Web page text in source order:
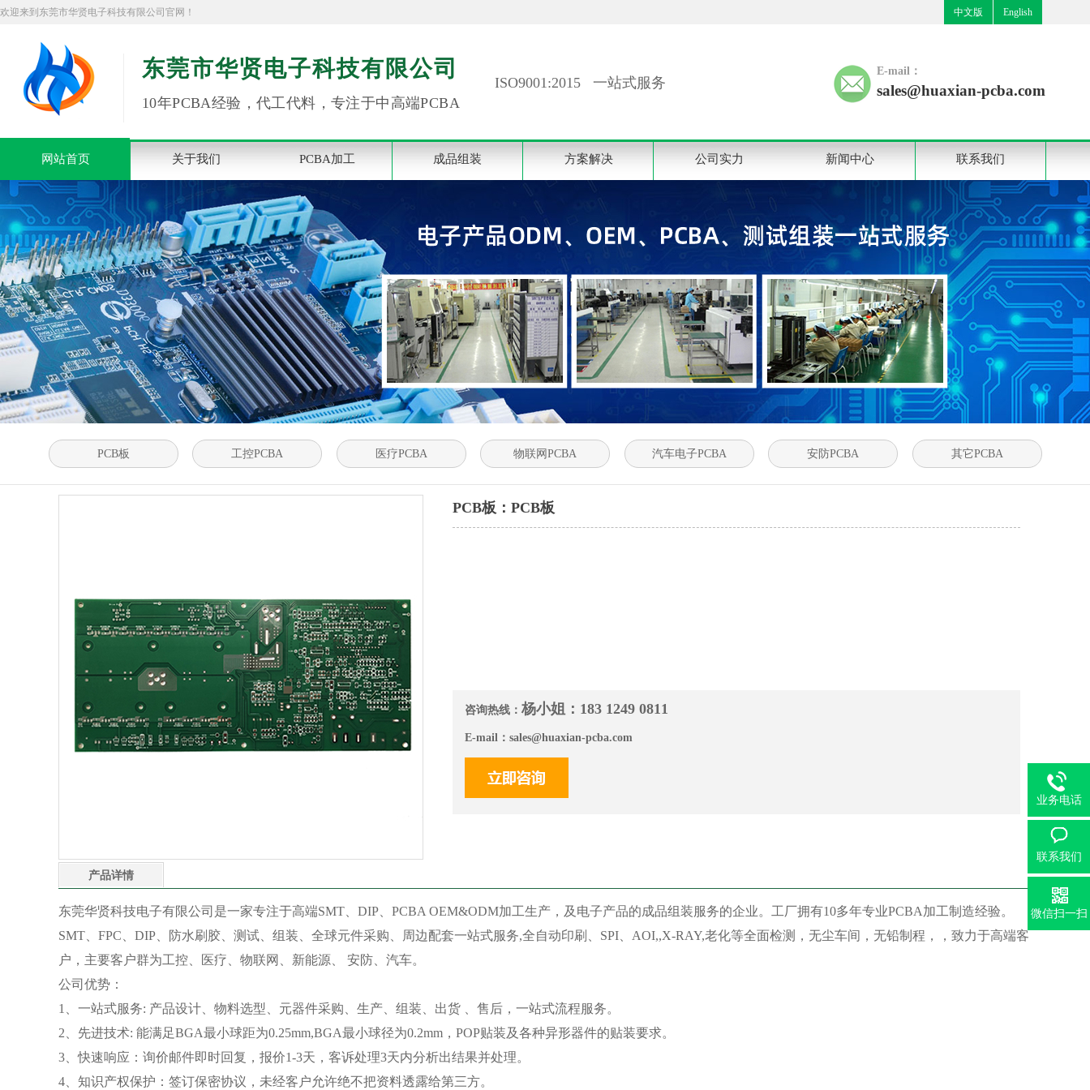
欢迎来到东莞市华贤电子科技有限公司官网！ 中文版 English
东莞市华贤电子科技有限公司
10年PCBA经验，代工代料，专注于中高端PCBA
ISO9001:2015 一站式服务
E-mail：
sales@huaxian-pcba.com
网站首页 关于我们 PCBA加工 成品组装 方案解决 公司实力 新闻中心 联系我们
PCB板 工控PCBA 医疗PCBA 物联网PCBA 汽车电子PCBA 安防PCBA 其它PCBA
PCB板：PCB板
咨询热线： 杨小姐：183 1249 0811
E-mail： sales@huaxian-pcba.com
产品详情
东莞华贤科技电子有限公司是一家专注于高端SMT、DIP、PCBA OEM&ODM加工生产，及电子产品的成品组装服务的企业。工厂拥有10多年专业PCBA加工制造经验。
SMT、FPC、DIP、防水刷胶、测试、组装、全球元件采购、周边配套一站式服务,全自动印刷、SPI、AOI,,X-RAY,老化等全面检测，无尘车间，无铅制程，，致力于高端客
户，主要客户群为工控、医疗、物联网、新能源、 安防、汽车。
公司优势：
1、一站式服务: 产品设计、物料选型、元器件采购、生产、组装、出货 、售后，一站式流程服务。
2、先进技术: 能满足BGA最小球距为0.25mm,BGA最小球径为0.2mm，POP贴装及各种异形器件的贴装要求。
3、快速响应：询价邮件即时回复，报价1-3天，客诉处理3天内分析出结果并处理。
4、知识产权保护：签订保密协议，未经客户允许绝不把资料透露给第三方。
业务电话
联系我们
微信扫一扫